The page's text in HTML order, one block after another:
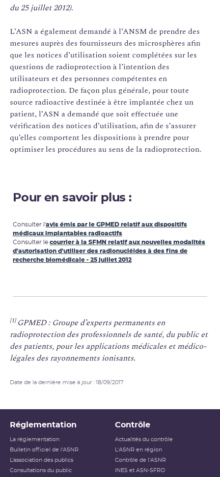
du 25 juillet 2012).
L’ASN a également demandé à l’ANSM de prendre des
mesures auprès des fournisseurs des microsphères afin
que les notices d’utilisation soient complétées sur les
questions de radioprotection à l’intention des
utilisateurs et des personnes compétentes en
radioprotection. De façon plus générale, pour toute
source radioactive destinée à être implantée chez un
patient, l’ASN a demandé que soit effectuée une
vérification des notices d’utilisation, afin de s’assurer
qu’elles comportent les dispositions à prendre pour
optimiser les procédures au sens de la radioprotection.
Pour en savoir plus :
Consulter l'avis émis par le GPMED relatif aux dispositifs
médicaux implantables radioactifs
Consulter le courrier à la SFMN relatif aux nouvelles modalités
d'autorisation d'utiliser des radionucléides à des fins de
recherche biomédicale - 25 juillet 2012
[1]GPMED : Groupe d’experts permanents en
radioprotection des professionnels de santé, du public et
des patients, pour les applications médicales et médico-
légales des rayonnements ionisants.
Date de la dernière mise à jour : 18/09/2017
Réglementation
La réglementation
Bulletin officiel de l'ASNR
L’association des publics
Consultations du public
Contrôle
Actualités du contrôle
L'ASNR en région
Contrôle de l'ASNR
INES et ASN-SFRO